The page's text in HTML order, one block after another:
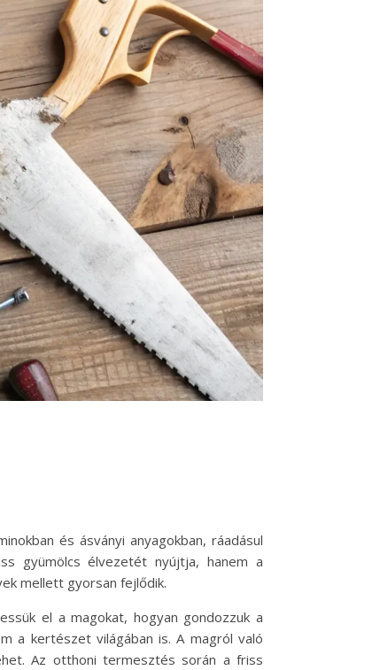
és ásványi anyagokban, ráadásul
gyümölcs élvezetét nyújtja, hanem a
mellett gyorsan fejlődik.
el a magokat, hogyan gondozzuk a
a kertészet világában is. A magról való
Az otthoni termesztés során a friss